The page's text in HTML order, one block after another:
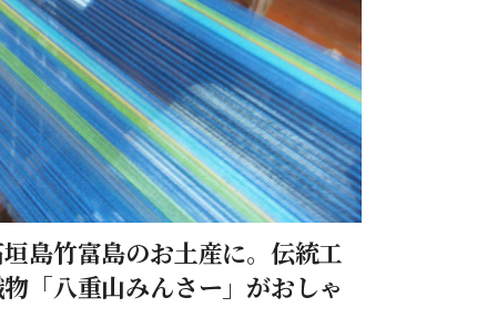
島竹富島のお土産に。伝統工
「八重山みんさー」がおしゃ